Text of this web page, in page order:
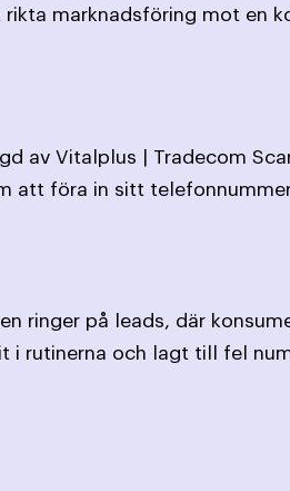
rikta marknadsföring mot en
av Vitalplus | Tradecom
föra in sitt
ringer på leads, där
i rutinerna och lagt till fel